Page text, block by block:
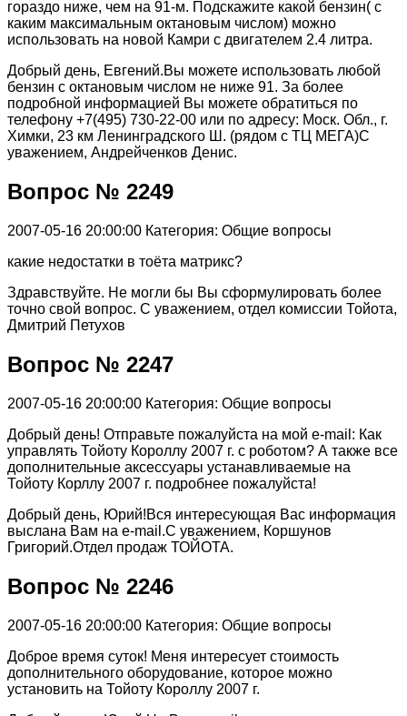
гораздо ниже, чем на 91-м. Подскажите какой бензин( с
каким максимальным октановым числом) можно
использовать на новой Камри с двигателем 2.4 литра.
Добрый день, Евгений.Вы можете использовать любой
бензин с октановым числом не ниже 91. За более
подробной информацией Вы можете обратиться по
телефону +7(495) 730-22-00 или по адресу: Моск. Обл., г.
Химки, 23 км Ленинградского Ш. (рядом с ТЦ МЕГА)С
уважением, Андрейченков Денис.
Вопрос № 2249
2007-05-16 20:00:00 Категория: Общие вопросы
какие недостатки в тоёта матрикс?
Здравствуйте. Не могли бы Вы сформулировать более
точно свой вопрос. С уважением, отдел комиссии Тойота,
Дмитрий Петухов
Вопрос № 2247
2007-05-16 20:00:00 Категория: Общие вопросы
Добрый день! Отправьте пожалуйста на мой e-mail: Как
управлять Тойоту Короллу 2007 г. с роботом? А также все
дополнительные аксессуары устанавливаемые на
Тойоту Корллу 2007 г. подробнее пожалуйста!
Добрый день, Юрий!Вся интересующая Вас информация
выслана Вам на e-mail.С уважением, Коршунов
Григорий.Отдел продаж ТОЙОТА.
Вопрос № 2246
2007-05-16 20:00:00 Категория: Общие вопросы
Доброе время суток! Меня интересует стоимость
дополнительного оборудование, которое можно
установить на Тойоту Короллу 2007 г.